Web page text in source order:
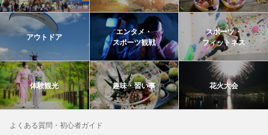
アウトドア
エンタメ・
スポーツ観戦
スポーツ・
フィットネス
体験観光 趣味・習い事 花火大会
よくある質問・初心者ガイド